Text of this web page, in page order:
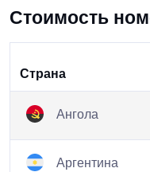
Стоимость
Страна
Ангола
Аргентина